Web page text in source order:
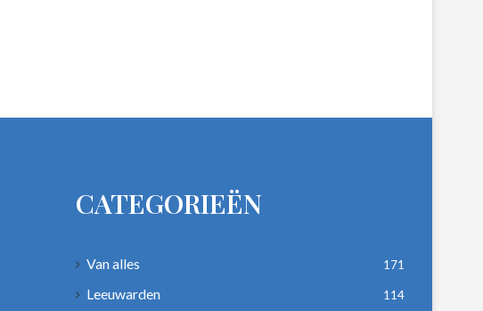
CATEGORIEËN
Van alles 171
Leeuwarden 114